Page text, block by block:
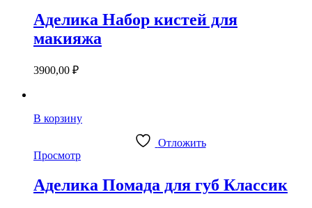
Аделика Набор кистей для
макияжа
3900,00 ₽
В корзину
Отложить
Просмотр
Аделика Помада для губ Классик